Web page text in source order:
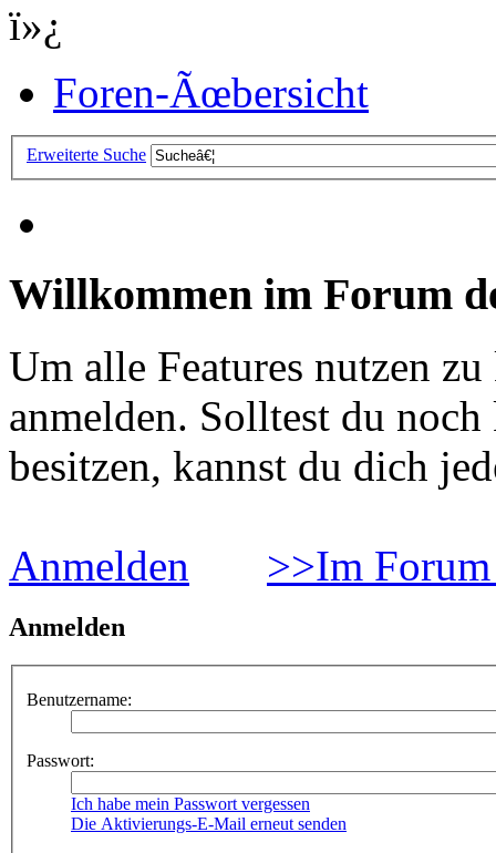
ï»¿
Foren-Ãœbersicht
Erweiterte Suche
Willkommen im Forum
Um alle Features nutzen
anmelden. Solltest du
besitzen, kannst du dich
Anmelden >>Im
Anmelden
Benutzername:
Passwort:
Ich habe mein Passwort vergessen
Die Aktivierungs-E-Mail erneut senden